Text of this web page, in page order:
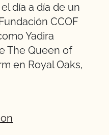
día a día de un
CCOF
Yadira
The Queen of
en Royal Oaks,